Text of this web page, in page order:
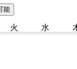
能
火 水